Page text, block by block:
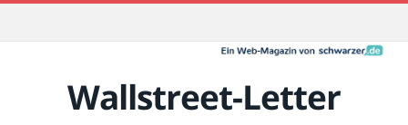
Wallstreet-Letter